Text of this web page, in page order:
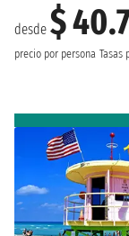
desde $
precio por persona Tasas